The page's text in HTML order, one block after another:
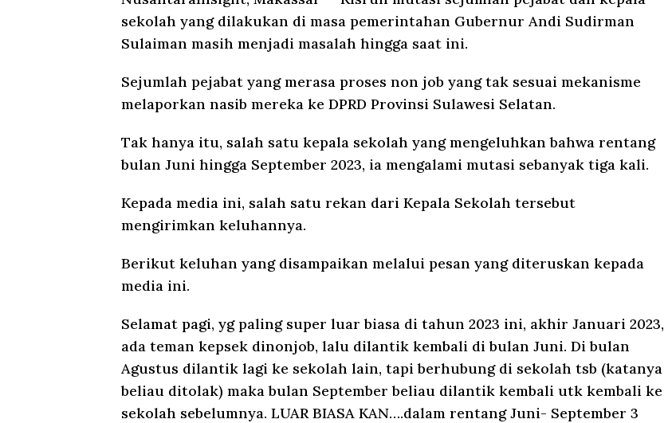
sekolah yang dilakukan di masa pemerintahan Gubernur Andi Sudirman
Sulaiman masih menjadi masalah hingga saat ini.
Sejumlah pejabat yang merasa proses non job yang tak sesuai mekanisme
melaporkan nasib mereka ke DPRD Provinsi Sulawesi Selatan.
Tak hanya itu, salah satu kepala sekolah yang mengeluhkan bahwa rentang
bulan Juni hingga September 2023, ia mengalami mutasi sebanyak tiga kali.
Kepada media ini, salah satu rekan dari Kepala Sekolah tersebut
mengirimkan keluhannya.
Berikut keluhan yang disampaikan melalui pesan yang diteruskan kepada
media ini.
Selamat pagi, yg paling super luar biasa di tahun 2023 ini, akhir Januari 2023,
ada teman kepsek dinonjob, lalu dilantik kembali di bulan Juni. Di bulan
Agustus dilantik lagi ke sekolah lain, tapi berhubung di sekolah tsb (katanya
beliau ditolak) maka bulan September beliau dilantik kembali utk kembali ke
sekolah sebelumnya. LUAR BIASA KAN….dalam rentang Juni- September 3